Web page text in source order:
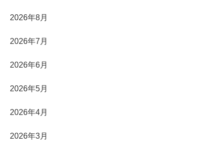
2026年8月
2026年7月
2026年6月
2026年5月
2026年4月
2026年3月